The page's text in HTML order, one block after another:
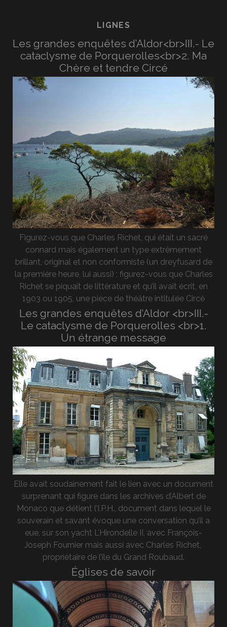
LIGNES
Les grandes enquêtes d’Aldor<br>III.- Le
cataclysme de Porquerolles<br>2. Ma
Chère et tendre Circé
Figurez-vous que Charles Richet, qui était un sacré
connard mais également un type extrêmement
brillant, original et non conformiste (un dreyfusard de
la première heure, lui aussi) ; figurez-vous que Charles
Richet se piquait de littérature et qu’il avait écrit, en
1903 ou 1905, une pièce de théâtre intitulée Circé
Les grandes enquêtes d’Aldor <br>III.-
Le cataclysme de Porquerolles <br>1.
Un étrange message
Elle avait soudainement fait le lien avec un document
surprenant qui figure dans les archives d’Albert de
Monaco que détient l’I.P.H., document dans lequel le
souverain et savant évoque une conversation qu’il a
eue, sur son yacht L’Hirondelle II, avec François-
Joseph Fournier mais aussi avec Charles Richet,
propriétaire de l’île du Grand Roubaud.
Églises de savoir